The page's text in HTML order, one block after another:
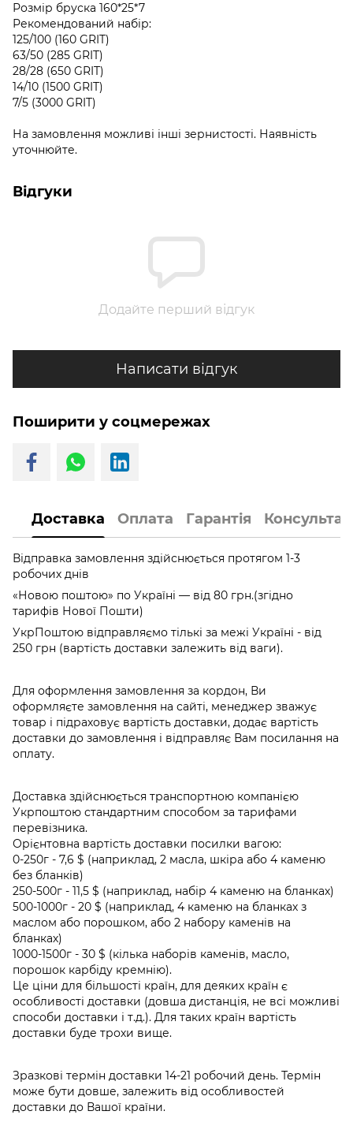
Розмір бруска 160*25*7
Рекомендований набір:
125/100 (160 GRIT)
63/50 (285 GRIT)
28/28 (650 GRIT)
14/10 (1500 GRIT)
7/5 (3000 GRIT)
На замовлення можливі інші зернистості. Наявність
уточнюйте.
Відгуки
Додайте перший відгук
Написати відгук
Поширити у соцмережах
Доставка Оплата Гарантія
Відправка замовлення здійснюється протягом 1-3
робочих днів
«Новою поштою» по Україні — від 80 грн.(згідно
тарифів Нової Пошти)
УкрПоштою відправляємо тількі за межі Україні - від
250 грн (вартість доставки залежить від ваги).
Для оформлення замовлення за кордон, Ви
оформляєте замовлення на сайті, менеджер зважує
товар і підраховує вартість доставки, додає вартість
доставки до замовлення і відправляє Вам посилання на
оплату.
Доставка здійснюється транспортною компанією
Укрпоштою стандартним способом за тарифами
перевізника.
Орієнтовна вартість доставки посилки вагою:
0-250г - 7,6 $ (наприклад, 2 масла, шкіра або 4 каменю
без бланків)
250-500г - 11,5 $ (наприклад, набір 4 каменю на бланках)
500-1000г - 20 $ (наприклад, 4 каменю на бланках з
маслом або порошком, або 2 набору каменів на
бланках)
1000-1500г - 30 $ (кілька наборів каменів, масло,
порошок карбіду кремнію).
Це ціни для більшості країн, для деяких країн є
особливості доставки (довша дистанція, не всі можливі
способи доставки і т.д.). Для таких країн вартість
доставки буде трохи вище.
Зразкові термін доставки 14-21 робочий день. Термін
може бути довше, залежить від особливостей
доставки до Вашої країни.